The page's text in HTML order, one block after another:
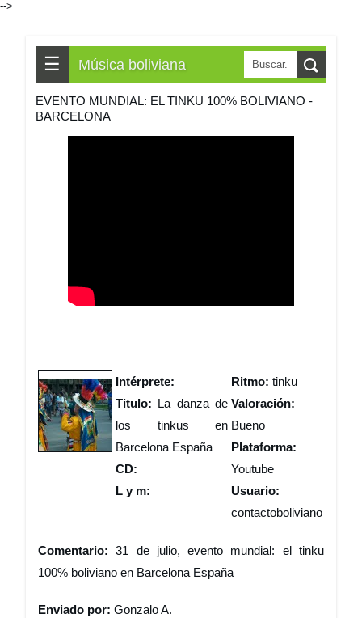
-->
☰ Música boliviana
EVENTO MUNDIAL: EL TINKU 100% BOLIVIANO -
BARCELONA
Intérprete:
Titulo: La danza de
los tinkus en
Barcelona España
CD:
L y m:
Ritmo: tinku
Valoración:
Bueno
Plataforma:
Youtube
Usuario:
contactoboliviano
Comentario: 31 de julio, evento mundial: el tinku
100% boliviano en Barcelona España
Enviado por: Gonzalo A.